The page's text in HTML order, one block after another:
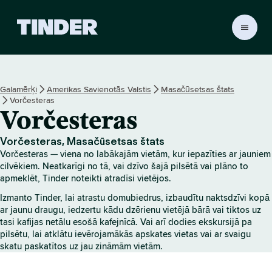
r
ā
k
u
m
l
a
a
Galamērķi Amerikas Savienotās Valstis
Masačūsetsas štats
Vorčesteras
Vorčesteras
Vorčesteras, Masačūsetsas štats
Vorčesteras — viena no labākajām vietām, kur iepazīties ar jauniem
cilvēkiem. Neatkarīgi no tā, vai dzīvo šajā pilsētā vai plāno to
apmeklēt, Tinder noteikti atradīsi vietējos.
Izmanto Tinder, lai atrastu domubiedrus, izbaudītu naktsdzīvi kopā
ar jaunu draugu, iedzertu kādu dzērienu vietējā bārā vai tiktos uz
tasi kafijas netālu esošā kafejnīcā. Vai arī dodies ekskursijā pa
pilsētu, lai atklātu ievērojamākās apskates vietas vai ar svaigu
skatu paskatītos uz jau zināmām vietām.